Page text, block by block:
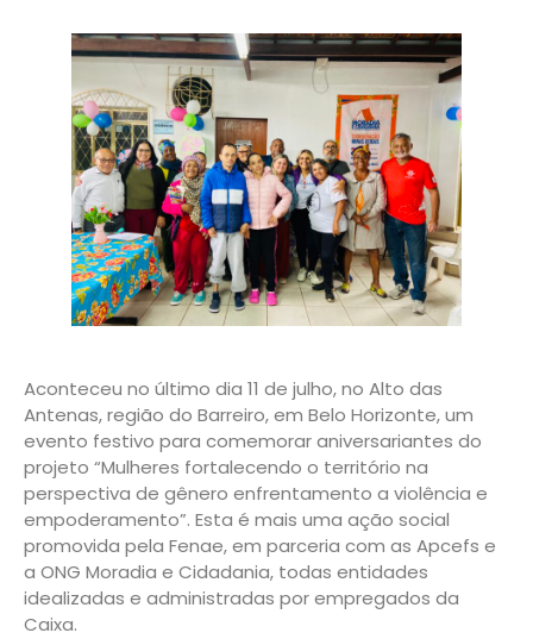
Aconteceu no último dia 11 de julho, no Alto das
Antenas, região do Barreiro, em Belo Horizonte, um
evento festivo para comemorar aniversariantes do
projeto “Mulheres fortalecendo o território na
perspectiva de gênero enfrentamento a violência e
empoderamento”. Esta é mais uma ação social
promovida pela Fenae, em parceria com as Apcefs e
a ONG Moradia e Cidadania, todas entidades
idealizadas e administradas por empregados da
Caixa.